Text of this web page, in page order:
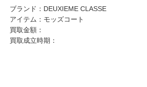
ブランド： DEUXIEME CLASSE
アイテム： モッズコート
買取金額：
買取成立時期：